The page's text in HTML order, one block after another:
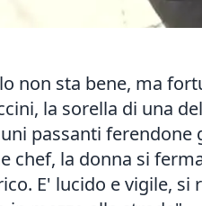
non sta bene, ma
la sorella di una
passanti ferendone
chef, la donna si
E' lucido e vigile,